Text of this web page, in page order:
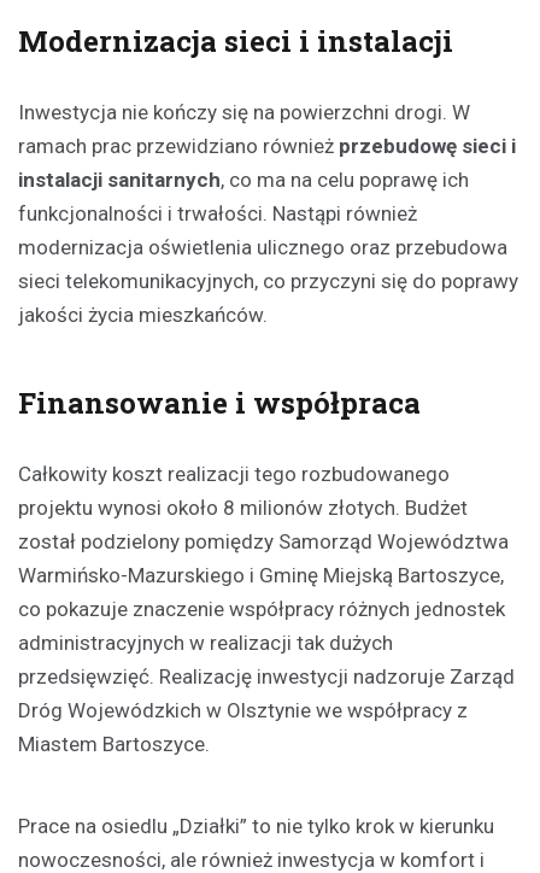
Modernizacja sieci i instalacji
Inwestycja nie kończy się na powierzchni drogi. W
ramach prac przewidziano również przebudowę sieci i
instalacji sanitarnych, co ma na celu poprawę ich
funkcjonalności i trwałości. Nastąpi również
modernizacja oświetlenia ulicznego oraz przebudowa
sieci telekomunikacyjnych, co przyczyni się do poprawy
jakości życia mieszkańców.
Finansowanie i współpraca
Całkowity koszt realizacji tego rozbudowanego
projektu wynosi około 8 milionów złotych. Budżet
został podzielony pomiędzy Samorząd Województwa
Warmińsko-Mazurskiego i Gminę Miejską Bartoszyce,
co pokazuje znaczenie współpracy różnych jednostek
administracyjnych w realizacji tak dużych
przedsięwzięć. Realizację inwestycji nadzoruje Zarząd
Dróg Wojewódzkich w Olsztynie we współpracy z
Miastem Bartoszyce.
Prace na osiedlu „Działki” to nie tylko krok w kierunku
nowoczesności, ale również inwestycja w komfort i